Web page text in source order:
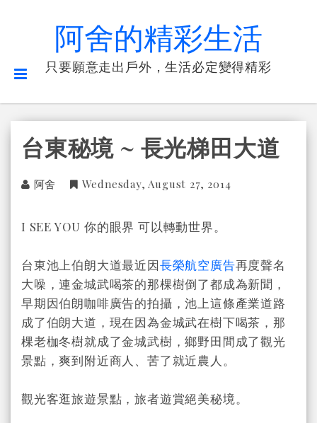
阿舍的精彩生活
只要願意走出戶外，生活必定變得精彩
台東秘境 ~ 長光梯田大道
阿舍 Wednesday, August 27, 2014
I SEE YOU 你的眼界 可以轉動世界。
台東池上伯朗大道最近因長榮航空廣告再度聲名
大噪，連金城武喝茶的那棵樹倒了都成為新聞，
早期因伯朗咖啡廣告的拍攝，池上這條產業道路
成了伯朗大道，現在因為金城武在樹下喝茶，那
棵老枷冬樹就成了金城武樹，鄉野田間成了觀光
景點，爽到附近商人、苦了就近農人。
觀光客逛旅遊景點，旅者遊賞絕美秘境。